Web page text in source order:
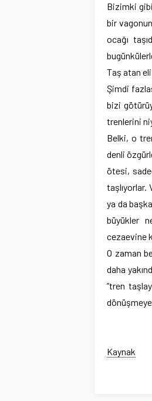
Bizimki
bir
ocağı
Taş atan
Şimdi
bizi
trenlerini
Belki, o
denli
ötesi,
taşlıyorlar.
ya da
büyükler
cezaevine
O zaman
daha
”tren
Kaynak